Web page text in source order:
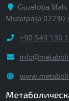
Güzeloba
Muratpaşa 07230
+90 549 130